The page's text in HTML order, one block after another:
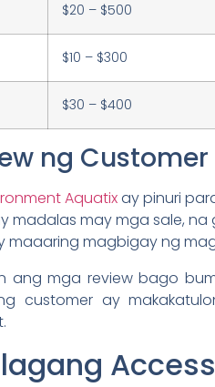
$20 – $500
$10 – $300
$30 – $400
ng Customer
Aquatixay pinuri
madalas may mga sale,
maaaring magbigay ng
ang mga review bago
customer ay